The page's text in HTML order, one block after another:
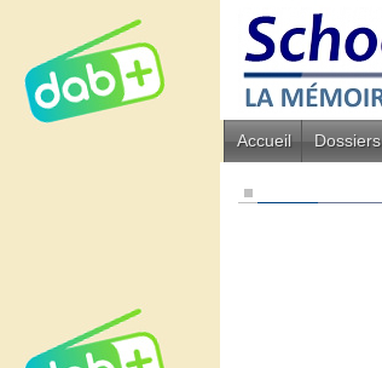
Accueil Dossiers